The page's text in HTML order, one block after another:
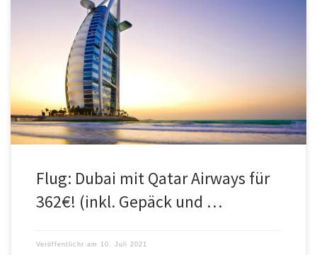
Qatar Airways bietet aktuell günstige Flüge ab München oder
Frankfurt nach Dubai. Der Flug erfolgt mit kurzem Umstieg in Doha.
Den Hin- und Rückflug gibt es ab Frankfurt für 362€ oder ab
München für 368€. Alternativ gibt es noch Rail&Fly Tickets zur
Anreise von jedem deutschen Bahnhof für 366€. Im […]
Flug: Dubai mit Qatar Airways für
362€! (inkl. Gepäck und …
Veröffentlicht am 10. Juli 2021